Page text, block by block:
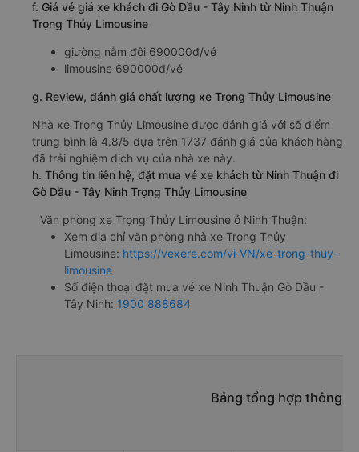
f. Giá vé giá xe khách đi Gò Dầu - Tây Ninh từ Ninh Thuận
Trọng Thủy Limousine
giường nằm đôi 690000đ/vé
limousine 690000đ/vé
g. Review, đánh giá chất lượng xe Trọng Thủy Limousine
Nhà xe Trọng Thủy Limousine được đánh giá với số điểm
trung bình là 4.8/5 dựa trên 1737 đánh giá của khách hàng
đã trải nghiệm dịch vụ của nhà xe này.
h. Thông tin liên hệ, đặt mua vé xe khách từ Ninh Thuận đi
Gò Dầu - Tây Ninh Trọng Thủy Limousine
Văn phòng xe Trọng Thủy Limousine ở Ninh Thuận:
Xem địa chỉ văn phòng nhà xe Trọng Thủy
Limousine: https://vexere.com/vi-VN/xe-trong-thuy-
limousine
Số điện thoại đặt mua vé xe Ninh Thuận Gò Dầu -
Tây Ninh: 1900 888684
Bảng tổng hợp thông